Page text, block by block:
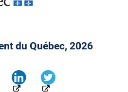
du Québec, 2026